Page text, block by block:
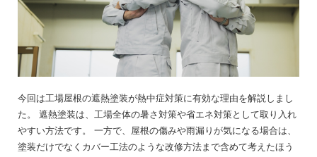
今回は工場屋根の遮熱塗装が熱中症対策に有効な理由を解説しまし
た。
遮熱塗装は、工場全体の暑さ対策や省エネ対策として取り入れ
やすい方法です。
一方で、屋根の傷みや雨漏りが気になる場合は、
塗装だけでなくカバー工法のような改修方法まで含めて考えたほう